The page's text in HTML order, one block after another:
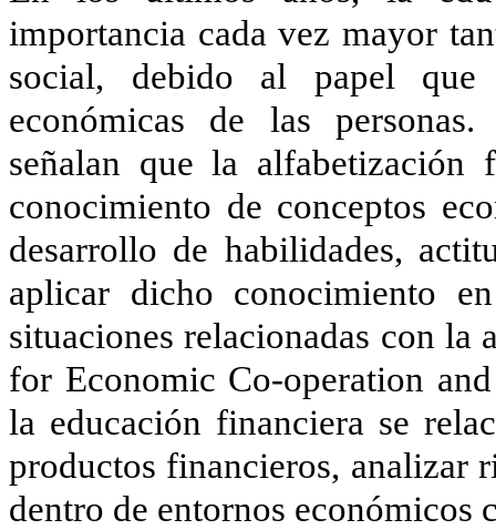
importancia cada vez mayor
social, debido al papel
económicas de las personas.
señalan que la
conocimiento de conceptos
desarrollo de habilidades,
aplicar dicho conocimiento
situaciones relacionadas con
for Economic Co-operation
la educación financiera se
productos financieros, analizar
dentro de entornos económicos